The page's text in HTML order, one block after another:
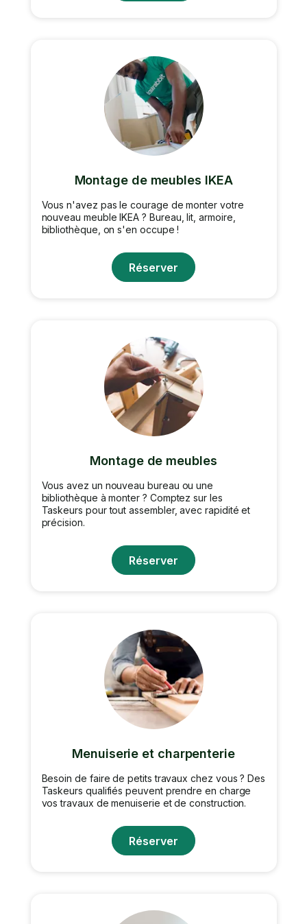
Montage de meubles IKEA
Vous n'avez pas le courage de monter votre
nouveau meuble IKEA ? Bureau, lit, armoire,
bibliothèque, on s'en occupe !
Réserver
Montage de meubles
Vous avez un nouveau bureau ou une
bibliothèque à monter ? Comptez sur les
Taskeurs pour tout assembler, avec rapidité et
précision.
Réserver
Menuiserie et charpenterie
Besoin de faire de petits travaux chez vous ? Des
Taskeurs qualifiés peuvent prendre en charge
vos travaux de menuiserie et de construction.
Réserver